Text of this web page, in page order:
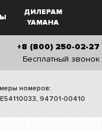
ДИЛЕРАМ
YAMAHA
+8 (800) 250-02-27
Бесплатный звонок
номеров:
, 94701-00410